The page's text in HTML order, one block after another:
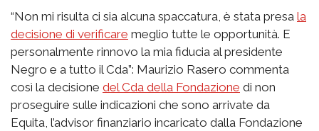
“Non mi risulta ci sia alcuna spaccatura, è stata presa la
decisione di verificare meglio tutte le opportunità. E
personalmente rinnovo la mia fiducia al presidente
Negro e a tutto il Cda”: Maurizio Rasero commenta
così la decisione del Cda della Fondazione di non
proseguire sulle indicazioni che sono arrivate da
Equita, l’advisor finanziario incaricato dalla Fondazione